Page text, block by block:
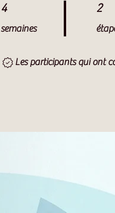
4
semaines
4 semaines 2
2
Les participants qui ont